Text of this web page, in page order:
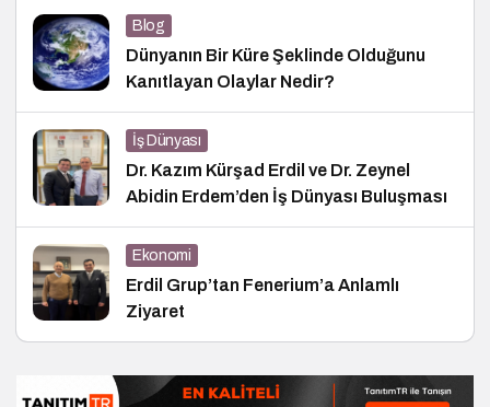
Blog
Dünyanın Bir Küre Şeklinde Olduğunu
Kanıtlayan Olaylar Nedir?
İş Dünyası
Dr. Kazım Kürşad Erdil ve Dr. Zeynel
Abidin Erdem’den İş Dünyası Buluşması
Ekonomi
Erdil Grup’tan Fenerium’a Anlamlı
Ziyaret